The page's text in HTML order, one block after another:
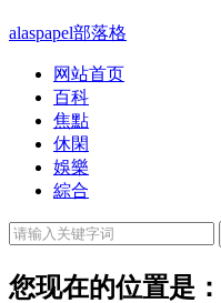
alaspapel部落格
网站首页
百科
焦點
休閑
娛樂
綜合
您现在的位置是：